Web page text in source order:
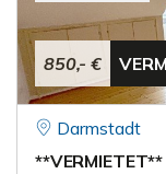
850,- €
Darmstadt